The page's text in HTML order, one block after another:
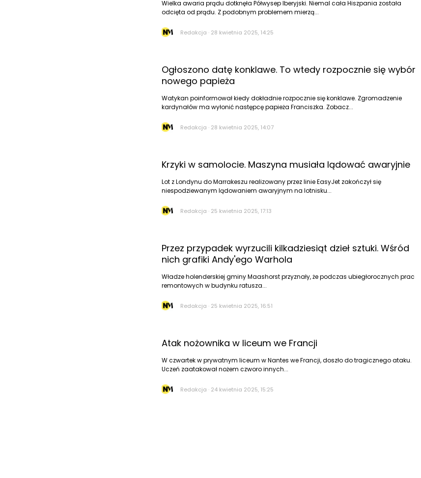
Wielka awaria prądu dotknęła Półwysep Iberyjski. Niemal cała Hiszpania została
odcięta od prądu. Z podobnym problemem mierzą...
Redakcja · 28 kwietnia 2025, 14:25
Ogłoszono datę konklawe. To wtedy rozpocznie się wybór
nowego papieża
Watykan poinformował kiedy dokładnie rozpocznie się konklawe. Zgromadzenie
kardynałów ma wyłonić następcę papieża Franciszka. Zobacz...
Redakcja · 28 kwietnia 2025, 14:07
Krzyki w samolocie. Maszyna musiała lądować awaryjnie
Lot z Londynu do Marrakeszu realizowany przez linie EasyJet zakończył się
niespodziewanym lądowaniem awaryjnym na lotnisku...
Redakcja · 25 kwietnia 2025, 17:13
Przez przypadek wyrzucili kilkadziesiąt dzieł sztuki. Wśród
nich grafiki Andy'ego Warhola
Władze holenderskiej gminy Maashorst przyznały, że podczas ubiegłorocznych prac
remontowych w budynku ratusza...
Redakcja · 25 kwietnia 2025, 16:51
Atak nożownika w liceum we Francji
W czwartek w prywatnym liceum w Nantes we Francji, doszło do tragicznego ataku.
Uczeń zaatakował nożem czworo innych...
Redakcja · 24 kwietnia 2025, 15:25